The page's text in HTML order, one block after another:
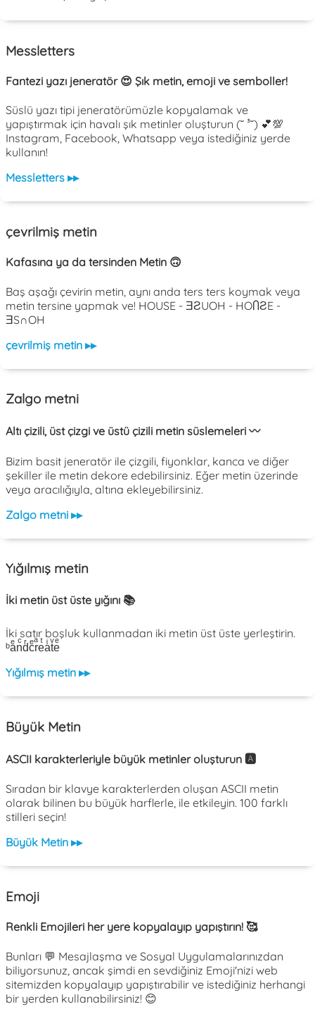
Messletters
Fantezi yazı jeneratör 😍 Şık metin, emoji ve semboller!
Süslü yazı tipi jeneratörümüzle kopyalamak ve
yapıştırmak için havalı şık metinler oluşturun (˘ ³˘) 💕💯
Instagram, Facebook, Whatsapp veya istediğiniz yerde
kullanın!
Messletters ▸▸
çevrilmiş metin
Kafasına ya da tersinden Metin 🙃
Baş aşağı çevirin metin, aynı anda ters ters koymak veya
metin tersine yapmak ve! HOUSE - ƎƧUOH - HOႶƧE -
ƎS∩OH
çevrilmiş metin ▸▸
Zalgo metni
Altı çizili, üst çizgi ve üstü çizili metin süslemeleri 〰️
Bizim basit jeneratör ile çizgili, fiyonklar, kanca ve diğer
şekiller ile metin dekore edebilirsiniz. Eğer metin üzerinde
veya aracılığıyla, altına ekleyebilirsiniz.
Zalgo metni ▸▸
Yığılmış metin
İki metin üst üste yığını 📚
İki satır boşluk kullanmadan iki metin üst üste yerleştirin.
ᵇaͤnͨdͬcͤrͣeͭaͥtͮeͤ
Yığılmış metin ▸▸
Büyük Metin
ASCII karakterleriyle büyük metinler oluşturun 🅰️
Sıradan bir klavye karakterlerden oluşan ASCII metin
olarak bilinen bu büyük harflerle, ile etkileyin. 100 farklı
stilleri seçin!
Büyük Metin ▸▸
Emoji
Renkli Emojileri her yere kopyalayıp yapıştırın! 🥰
Bunları 💬 Mesajlaşma ve Sosyal Uygulamalarınızdan
biliyorsunuz, ancak şimdi en sevdiğiniz Emoji'nizi web
sitemizden kopyalayıp yapıştırabilir ve istediğiniz herhangi
bir yerden kullanabilirsiniz! 😊